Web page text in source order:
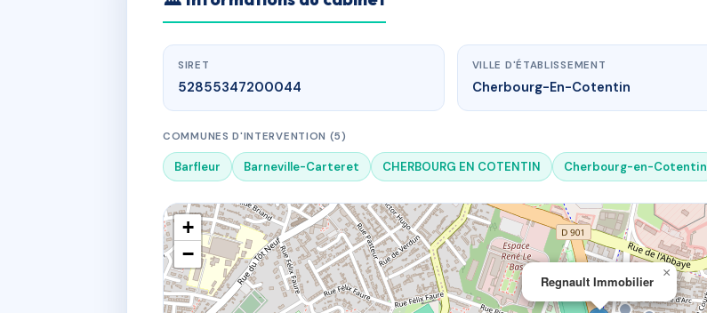
SIRET
52855347200044
VILLE D'ÉTABLISSEMENT
Cherbourg-En-Cotentin
COMMUNES D'INTERVENTION (5)
Barfleur Barneville-Carteret CHERBOURG EN COTENTIN Cherbourg-en-Cotentin
Regnault Immobilier
×
+
−